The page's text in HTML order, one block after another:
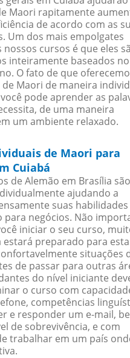
Maori rapitamente
de acordo com as
Um dos mais empolgates
nossos cursos é que eles
inteiramente baseados
O fato de que
de Maori de maneira
pode aprender as
de uma maneira
um ambiente relaxado.
de Maori para
Cuiabá
de Alemão em Brasília são
ajudando a
suas habilidades
para negócios. Não
iniciar o seu curso,
estará preparado para
situações
de passar para outras
do nível iniciante
o curso com
competências
e responder um e-mail,
de sobrevivência, e com
trabalhar em um país